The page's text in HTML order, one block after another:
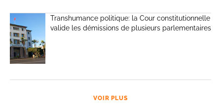
Transhumance politique: la Cour constitutionnelle
valide les démissions de plusieurs parlementaires
VOIR PLUS